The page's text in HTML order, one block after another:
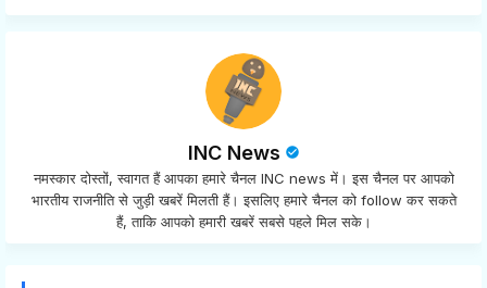
INC News
नमस्कार दोस्तों, स्वागत हैं आपका हमारे चैनल INC news में। इस चैनल पर आपको
भारतीय राजनीति से जुड़ी खबरें मिलती हैं। इसलिए हमारे चैनल को follow कर सकते
हैं, ताकि आपको हमारी खबरें सबसे पहले मिल सके।